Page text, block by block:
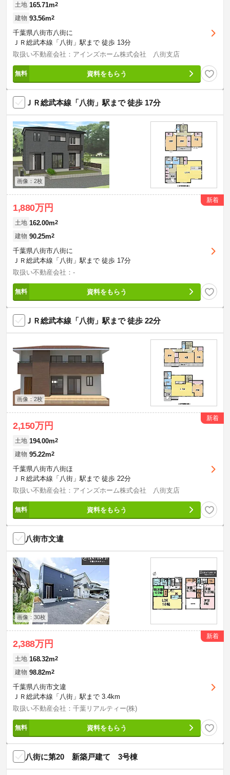
土地 165.71m2
建物 93.56m2
千葉県八街市八街に
ＪＲ総武本線「八街」駅まで 徒歩 13分
取扱い不動産会社：アインズホーム株式会社 八街支店
資料をもらう
ＪＲ総武本線「八街」駅まで 徒歩 17分
画像：2枚
1,880万円
新着
土地 162.00m2
建物 90.25m2
千葉県八街市八街に
ＪＲ総武本線「八街」駅まで 徒歩 17分
取扱い不動産会社：-
資料をもらう
ＪＲ総武本線「八街」駅まで 徒歩 22分
画像：2枚
2,150万円
新着
土地 194.00m2
建物 95.22m2
千葉県八街市八街ほ
ＪＲ総武本線「八街」駅まで 徒歩 22分
取扱い不動産会社：アインズホーム株式会社 八街支店
資料をもらう
八街市文違
画像：30枚
2,388万円
新着
土地 168.32m2
建物 98.82m2
千葉県八街市文違
ＪＲ総武本線「八街」駅まで 3.4km
取扱い不動産会社：千葉リアルティー(株)
資料をもらう
八街に第20 新築戸建て 3号棟